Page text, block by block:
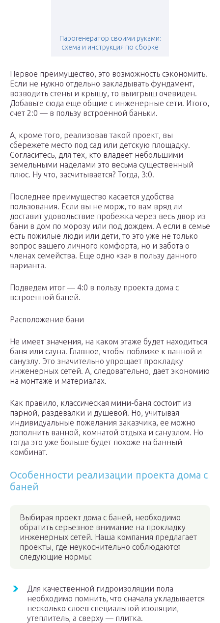
Парогенератор своими руками:
схема и инструкция по сборке
Первое преимущество, это возможность сэкономить.
Если не нужно отдельно закладывать фундамент,
возводить стены и крышу, то выигрыш очевиден.
Добавьте сюда еще общие с инженерные сети. Итого,
счет 2:0 — в пользу встроенной баньки.
А, кроме того, реализовав такой проект, вы
сбережете место под сад или детскую площадку.
Согласитесь, для тех, кто владеет небольшими
земельными наделами это весьма существенный
плюс. Ну что, засчитывается? Тогда, 3:0.
Последнее преимущество касается удобства
пользования. Если вы не морж, то вам вряд ли
доставит удовольствие пробежка через весь двор из
бани в дом по морозу или под дождем. А если в семье
есть пожилые люди или дети, то это уже не только
вопрос вашего личного комфорта, но и забота о
членах семейства. Еще одно «за» в пользу данного
варианта.
Подведем итог — 4:0 в пользу проекта дома с
встроенной баней.
Расположение бани
Не имеет значения, на каком этаже будет находиться
баня или сауна. Главное, чтобы поближе к ванной и
санузлу. Это значительно упрощает прокладку
инженерных сетей. А, следовательно, дает экономию
на монтаже и материалах.
Как правило, классическая мини-баня состоит из
парной, раздевалки и душевой. Но, учитывая
индивидуальные пожелания заказчика, ее можно
дополнить ванной, комнатой отдыха и санузлом. Но
тогда это уже больше будет похоже на банный
комбинат.
Особенности реализации проекта дома с
баней
Выбирая проект дома с баней, необходимо
обратить серьезное внимание на прокладку
инженерных сетей. Наша компания предлагает
проекты, где неукоснительно соблюдаются
следующие нормы:
Для качественной гидроизоляции пола
необходимо помнить, что сначала укладывается
несколько слоев специальной изоляции,
утеплитель, а сверху — плитка.